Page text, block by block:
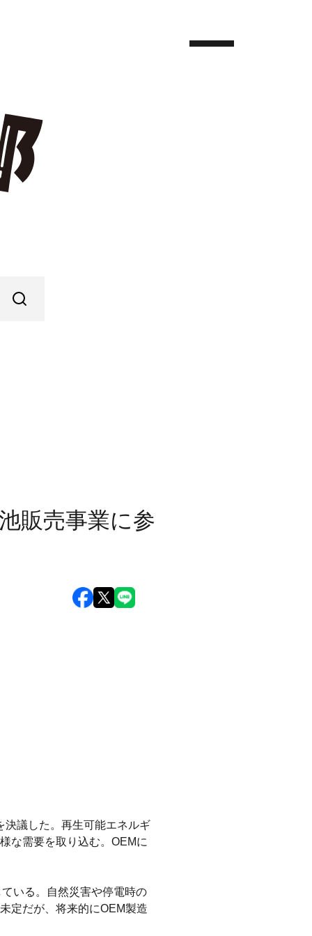
販売事業に参
決議した。再生可能エネルギ
な需要を取り込む。OEMに
いる。自然災害や停電時の
定だが、将来的にOEM製造